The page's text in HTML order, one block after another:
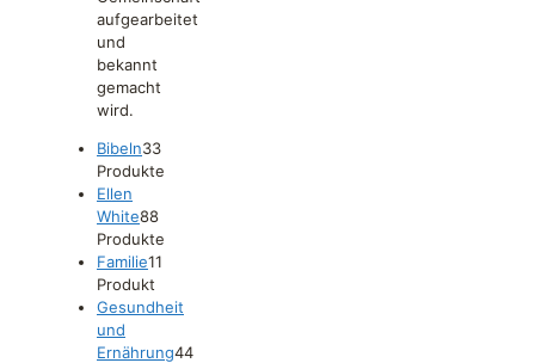
aufgearbeitet
und
bekannt
gemacht
wird.
Bibeln33
Produkte
Ellen
White88
Produkte
Familie11
Produkt
Gesundheit
und
Ernährung44